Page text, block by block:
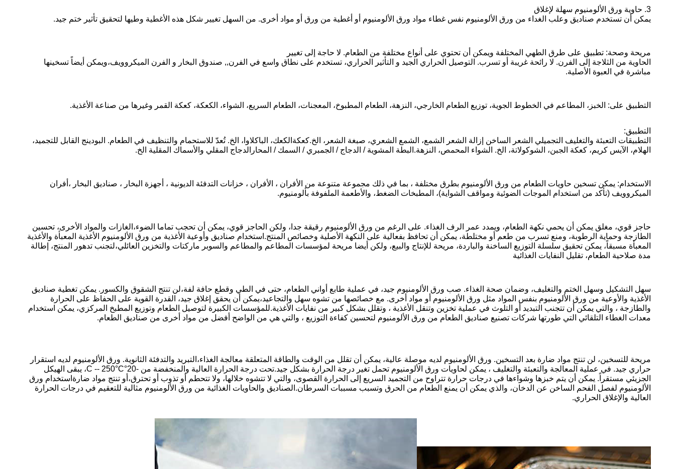
3. حاوية ورق الألومنيوم سهلة لإغلاق
يمكن أن تستخدم صناديق وعلب الغداء من ورق الألومنيوم نفس غطاء مواد ورق الألومنيوم أو أغطية من ورق أو مواد أخرى. من السهل تغيير شكل هذه الأغطية وطيها لتحقيق تأثير ختم جيد.
مريحة وصحة: تطبيق على طرق الطهي المختلفة ويمكن أن تحتوي على أنواع مختلفة من الطعام. لا حاجة إلى تغيير
الحاوية من الثلاجة إلى الفرن. لا رائحة غريبة أو تسرب. التوصيل الحراري الجيد و التأثير الحراري، تستخدم على نطاق واسع في الفرن,, صندوق البخار و الفرن الميكروويف،ويمكن أيضاً تسخينها
مباشرة في العبوة الأصلية.
التطبيق على: الخبز، المطاعم في الخطوط الجوية، توزيع الطعام الخارجي، النزهة، الطعام المطبوخ، المعجنات، الطعام السريع، الشواء، الكعكة، كعكة القمر وغيرها من صناعة الأغذية.
التطبيق:
التطبيقات التعبئة والتغليف التجميلي الشعر الساخن إزالة الشعر الشمع، الشمع الشعري، صبغة الشعر، الخ.كعكةالكعك، الباكلاوا، الخ. تُعدّ للاستحمام والتنظيف في الطعام. البودينج القابل للتجميد،
الهلام، الآيس كريم، كعكة الجبن، الشوكولاتة، الخ. الشواء المحمص، النزهة.البطة المشوية / الدجاج / الجمبري / السمك / المحارالدجاج المقلي والأسماك المقلية الخ.
الاستخدام: يمكن تسخين حاويات الطعام من ورق الألومنيوم بطرق مختلفة ، بما في ذلك مجموعة متنوعة من الأفران ، الأفران ، خزانات التدفئة الديونية ، أجهزة البخار ، صناديق البخار ،أفران
الميكروويف (تأكد من استخدام الموجات الضوئية ومواقف الشواية)، المطبخات الضغط، والأطعمة الملفوفة بألومنيوم.
حاجز قوي، مغلق يمكن أن يحمي نكهة الطعام، ويمدد عمر الرف الغذاء. على الرغم من ورق الألومنيوم رقيقة جدا، ولكن الحاجز قوي، يمكن أن تحجب تماما الضوء،الغازات والمواد الأخرى، تحسين
الطازجة وحماية الرطوبة، ومنع تسرب من طعم أو مختلطة، يمكن أن تحافظ بفعالية على النكهة الأصلية وخصائص المنتج.استخدام صناديق وأوعية الأغذية من ورق الألومنيوم الأغذية المعبأة والأغذية
المعبأة مسبقاً، يمكن تحقيق سلسلة التوزيع الساخنة والباردة، مريحة للإنتاج والبيع، ولكن أيضا مريحة لمؤسسات المطاعم والمطاعم والسوبر ماركتات والتخزين العائلي،لتجنب تدهور المنتج، إطالة
مدة صلاحية الطعام، تقليل النفايات الغذائية
سهل التشكيل وسهل الختم والتغليف، وضمان صحة الغذاء. صب ورق الألومنيوم جيد، في عملية طابع أواني الطعام، حتى في الطي وقطع حافة لفة،لن تنتج الشقوق والكسور. يمكن تغطية صناديق
الأغذية والأوعية من ورق الألومنيوم بنفس المواد مثل ورق الألومنيوم أو مواد أخرى. مع خصائصها من تشوه سهل والتجاعيد،يمكن أن يحقق إغلاق جيد، القدرة القوية على الحفاظ على الحرارة
والطازجة ، والتي يمكن أن تتجنب التبديد أو التلوث في عملية تخزين وتنقل الأغذية ، وتقلل بشكل كبير من نفايات الأغذية.للمؤسسات الكبيرة لتوصيل الطعام وتوزيع المطبخ المركزي، يمكن استخدام
معدات الغطاء التلقائي التي طورتها شركات تصنيع صناديق الطعام من ورق الألومنيوم لتحسين كفاءة التوزيع ، والتي هي من الواضح أفضل من مواد أخرى من صناديق الطعام.
مريحة للتسخين، لن تنتج مواد ضارة بعد التسخين. ورق الألومنيوم لديه موصلة عالية، يمكن أن تقلل من الوقت والطاقة المتعلقة معالجة الغذاء،التبريد والتدفئة الثانوية. ورق الألومنيوم لديه استقرار
حراري جيد. في عملية المعالجة والتعبئة والتغليف ، يمكن لحاويات ورق الألومنيوم تحمل تغير درجة الحرارة بشكل جيد.تحت درجة الحرارة العالية والمنخفضة من -20°C -- 250°C، يبقى الهيكل
الجزيئي مستقراً. يمكن أن يتم خبزها وشواءها في درجات حرارة تتراوح من التجميد السريع إلى الحرارة القصوى، والتي لا تتشوه خلالها، ولا تتحطم أو تذوب أو تحترق،أو تنتج مواد ضارةاستخدام ورق
الألومنيوم لفصل الفحم الساخن عن الدخان، والذي يمكن أن يمنع الطعام من الحرق وتسبب مسببات السرطان.الصناديق والحاويات الغذائية من ورق الألومنيوم مثالية للتعقيم في درجات الحرارة
العالية والإغلاق الحراري.